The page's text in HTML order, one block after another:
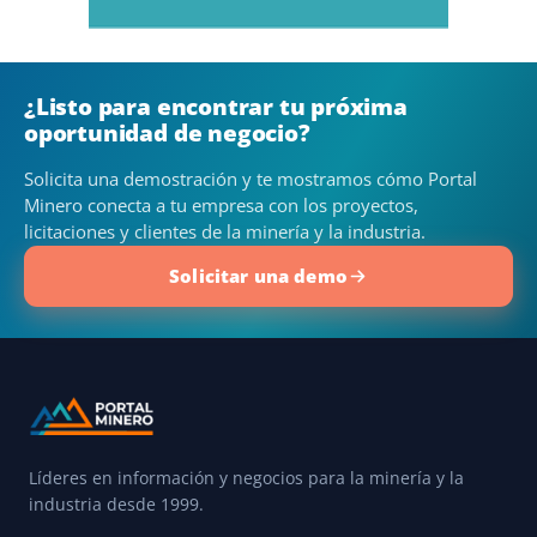
¿Listo para encontrar tu próxima
oportunidad de negocio?
Solicita una demostración y te mostramos cómo Portal
Minero conecta a tu empresa con los proyectos,
licitaciones y clientes de la minería y la industria.
Solicitar una demo
Líderes en información y negocios para la minería y la
industria desde 1999.